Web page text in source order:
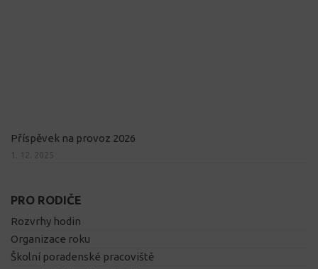
Příspěvek na provoz 2026
1. 12. 2025
PRO RODIČE
Rozvrhy hodin
Organizace roku
Školní poradenské pracoviště